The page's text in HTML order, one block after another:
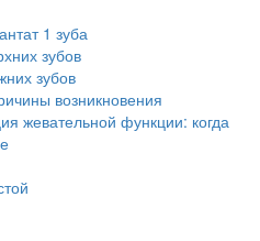
1 зуба
зубов
зубов
возникновения
жевательной функции: когда